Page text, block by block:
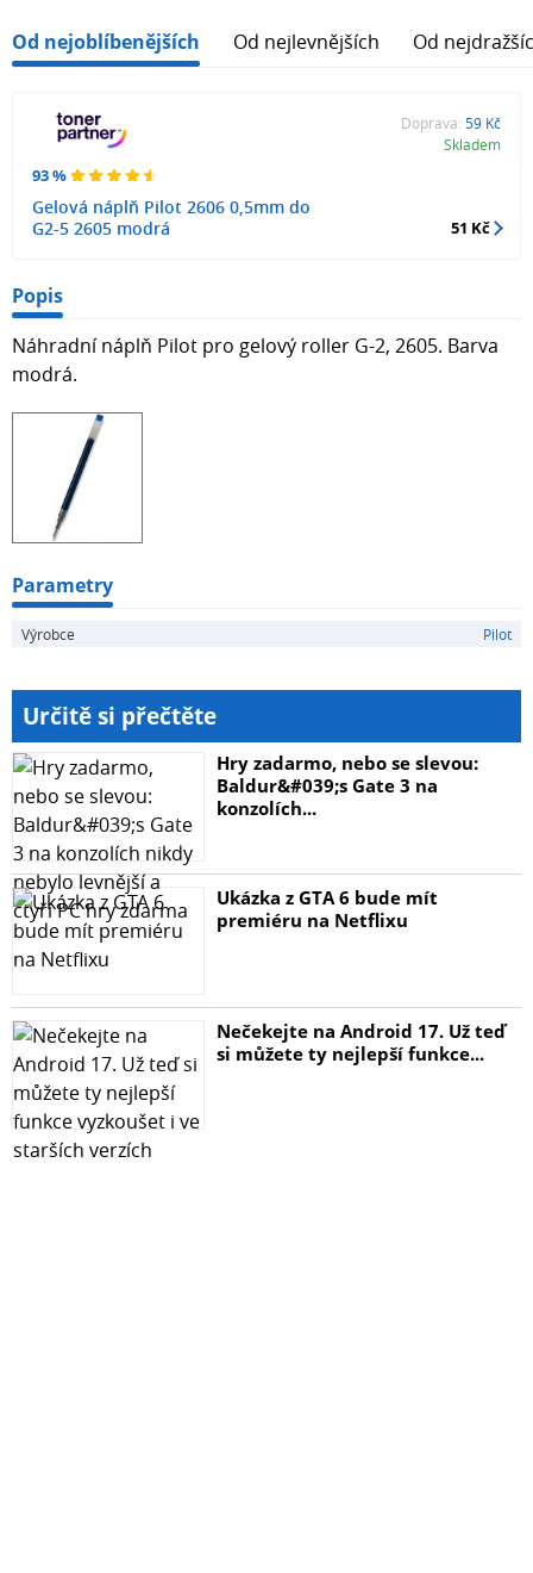
Od nejoblíbenějších Od nejlevnějších Od
93 %
Gelová náplň Pilot 2606 0,5mm do
G2-5 2605 modrá
Doprava: 59 Kč
Skladem
51 Kč
Popis
Náhradní náplň Pilot pro gelový roller G-2, 2605. Barva
modrá.
Parametry
Výrobce Pilot
Určitě si přečtěte
Hry zadarmo, nebo se slevou:
Baldur&#039;s Gate 3 na
konzolích...
Ukázka z GTA 6 bude mít
premiéru na Netflixu
Nečekejte na Android 17. Už teď
si můžete ty nejlepší funkce...